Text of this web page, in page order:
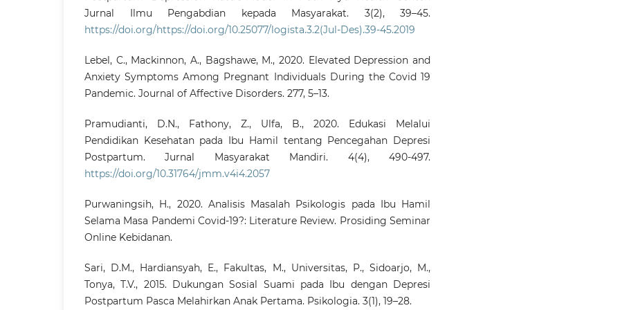
Jurnal Ilmu Pengabdian kepada Masyarakat. 3(2), 39–45.
https://doi.org/https://doi.org/10.25077/logista.3.2(Jul-Des).39-45.2019
Lebel, C., Mackinnon, A., Bagshawe, M., 2020. Elevated Depression and
Anxiety Symptoms Among Pregnant Individuals During the Covid 19
Pandemic. Journal of Affective Disorders. 277, 5–13.
Pramudianti, D.N., Fathony, Z., Ulfa, B., 2020. Edukasi Melalui
Pendidikan Kesehatan pada Ibu Hamil tentang Pencegahan Depresi
Postpartum. Jurnal Masyarakat Mandiri. 4(4), 490-497.
https://doi.org/10.31764/jmm.v4i4.2057
Purwaningsih, H., 2020. Analisis Masalah Psikologis pada Ibu Hamil
Selama Masa Pandemi Covid-19?: Literature Review. Prosiding Seminar
Online Kebidanan.
Sari, D.M., Hardiansyah, E., Fakultas, M., Universitas, P., Sidoarjo, M.,
Tonya, T.V., 2015. Dukungan Sosial Suami pada Ibu dengan Depresi
Postpartum Pasca Melahirkan Anak Pertama. Psikologia. 3(1), 19–28.